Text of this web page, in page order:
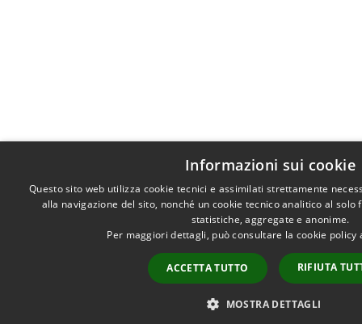
Informazioni sui cookie
Questo sito web utilizza cookie tecnici e assimilati strettamente
alla navigazione del sito, nonché un cookie tecnico analitico al
statistiche, aggregate e anonime.
Per maggiori dettagli, può consultare la cookie
ACCETTA TUTTO RIFIUTA
MOSTRA DETTAGLI